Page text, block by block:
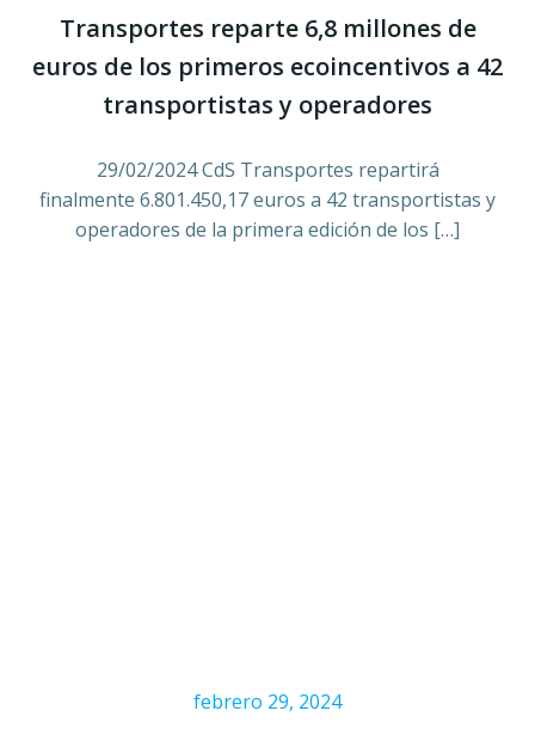
Transportes reparte 6,8 millones de
euros de los primeros ecoincentivos a 42
transportistas y operadores
29/02/2024 CdS Transportes repartirá
finalmente 6.801.450,17 euros a 42 transportistas y
operadores de la primera edición de los […]
febrero 29, 2024